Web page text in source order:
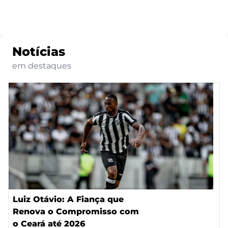
Notícias
em destaques
Luiz Otávio: A Fiança que
Renova o Compromisso com
o Ceará até 2026